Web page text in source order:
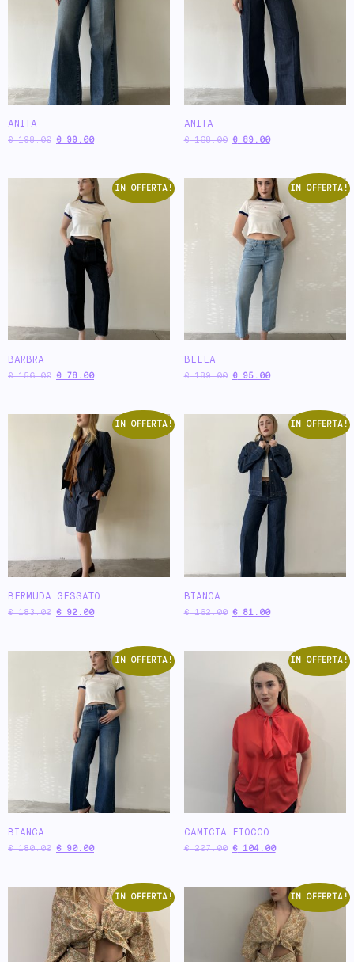
ANITA
€198.00 € 99.00
ANITA
€168.00 €89.00
IN OFFERTA!
BARBRA
€156.00 € 78.00
IN OFFERTA!
BELLA
€189.00 €95.00
IN OFFERTA!
BERMUDA GESSATO
€183.00 € 92.00
IN OFFERTA!
BIANCA
€162.00 €81.00
IN OFFERTA!
BIANCA
€180.00 € 90.00
IN OFFERTA!
CAMICIA FIOCCO
€207.00 €104.00
IN OFFERTA! IN OFFERTA!